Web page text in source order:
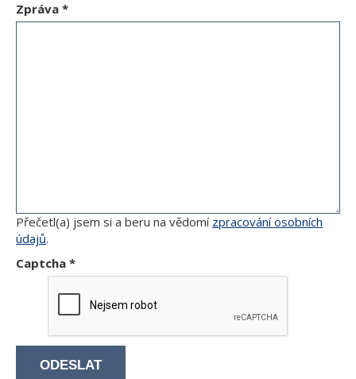
Zpráva *
Přečetl(a) jsem si a beru na vědomí zpracování osobních
údajů.
Captcha *
ODESLAT